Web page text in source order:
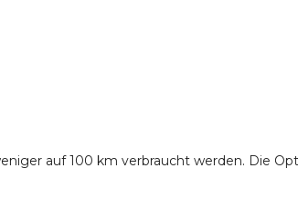
auf 100 km verbraucht werden. Die